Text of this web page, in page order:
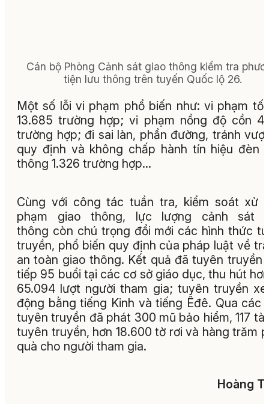
Cán bộ Phòng Cảnh sát giao thông kiểm tra
tiện lưu thông trên tuyến Quốc lộ 26.
Một số lỗi vi phạm phổ biến như: vi phạm
13.685 trường hợp; vi phạm nồng độ cồn
trường hợp; đi sai làn, phần đường, tránh
quy định và không chấp hành tín hiệu đèn
thông 1.326 trường hợp...
Cùng với công tác tuần tra, kiểm soát xử
phạm giao thông, lực lượng cảnh sát
thông còn chú trọng đổi mới các hình thức
truyền, phổ biến quy định của pháp luật về
an toàn giao thông. Kết quả đã tuyên truyền
tiếp 95 buổi tại các cơ sở giáo dục, thu hút
65.094 lượt người tham gia; tuyên truyền
động bằng tiếng Kinh và tiếng Êđê. Qua các
tuyên truyền đã phát 300 mũ bảo hiểm, 117 tài
tuyên truyền, hơn 18.600 tờ rơi và hàng trăm
quà cho người tham gia.
Hoàng